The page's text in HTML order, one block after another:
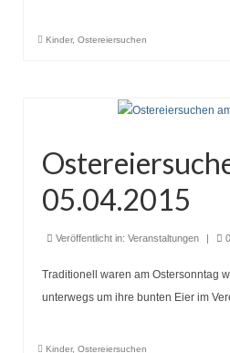
Kinder, Ostereiersuchen
05.04.2015
Veröffentlicht in: Veranstaltungen | 0
Traditionell waren am Ostersonntag
unterwegs um ihre bunten Eier im
Kinder, Ostereiersuchen